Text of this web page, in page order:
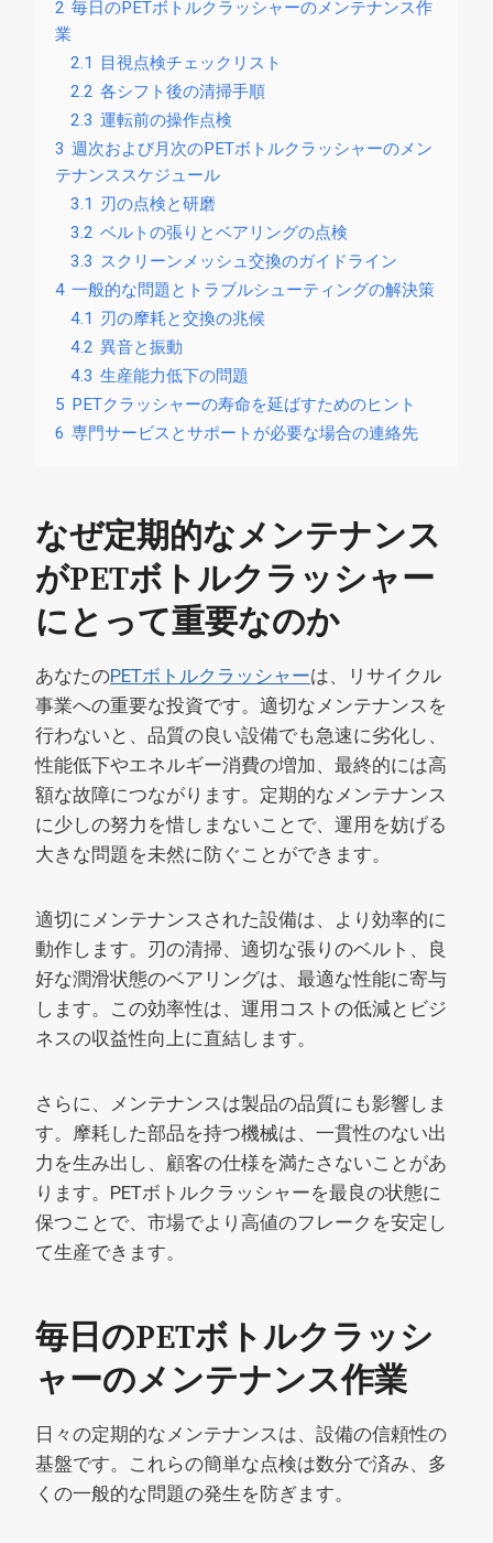
2 毎日のPETボトルクラッシャーのメンテナンス作
業
2.1
目視点検チェックリスト
2.2 各シフト後の清掃手順
2.3 運転前の操作点検
3 週次および月次のPETボトルクラッシャーのメン
テナンススケジュール
3.1
刃の点検と研磨
3.2 ベルトの張りとベアリングの点検
3.3 スクリーンメッシュ交換のガイドライン
4 一般的な問題とトラブルシューティングの解決策
4.1
刃の摩耗と交換の兆候
4.2 異音と振動
4.3 生産能力低下の問題
5 PETクラッシャーの寿命を延ばすためのヒント
6 専門サービスとサポートが必要な場合の連絡先
なぜ定期的なメンテナンス
がPETボトルクラッシャー
にとって重要なのか
あなたのPETボトルクラッシャーは、リサイクル
事業への重要な投資です。適切なメンテナンスを
行わないと、品質の良い設備でも急速に劣化し、
性能低下やエネルギー消費の増加、最終的には高
額な故障につながります。定期的なメンテナンス
に少しの努力を惜しまないことで、運用を妨げる
大きな問題を未然に防ぐことができます。
適切にメンテナンスされた設備は、より効率的に
動作します。刃の清掃、適切な張りのベルト、良
好な潤滑状態のベアリングは、最適な性能に寄与
します。この効率性は、運用コストの低減とビジ
ネスの収益性向上に直結します。
さらに、メンテナンスは製品の品質にも影響しま
す。摩耗した部品を持つ機械は、一貫性のない出
力を生み出し、顧客の仕様を満たさないことがあ
ります。PETボトルクラッシャーを最良の状態に
保つことで、市場でより高値のフレークを安定し
て生産できます。
毎日のPETボトルクラッシ
ャーのメンテナンス作業
日々の定期的なメンテナンスは、設備の信頼性の
基盤です。これらの簡単な点検は数分で済み、多
くの一般的な問題の発生を防ぎます。